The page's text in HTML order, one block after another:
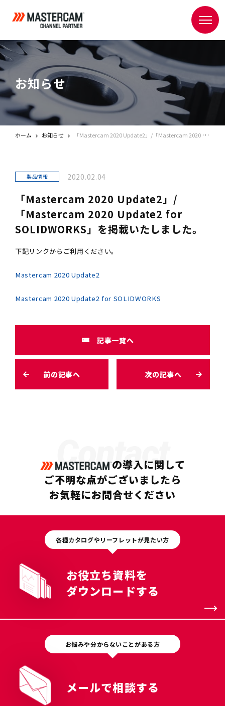
お知らせ
ホーム お知らせ 「Mastercam 2020 Update2」/「Mastercam 2020 Update2 for SOLIDWORKS」を掲載いたしました。
製品情報 2020.02.04
「Mastercam 2020 Update2」/
「Mastercam 2020 Update2 for
SOLIDWORKS」を掲載いたしました。
下記リンクからご利用ください。
Mastercam 2020 Update2
Mastercam 2020 Update2 for SOLIDWORKS
前の記事へ
記事一覧へ
次の記事へ
Contact
の導入に関して
ご不明な点がございましたら
お気軽にお問合せください
各種カタログやリーフレットが見たい方
お役立ち資料を
ダウンロードする
お悩みや分からないことがある方
メールで相談する